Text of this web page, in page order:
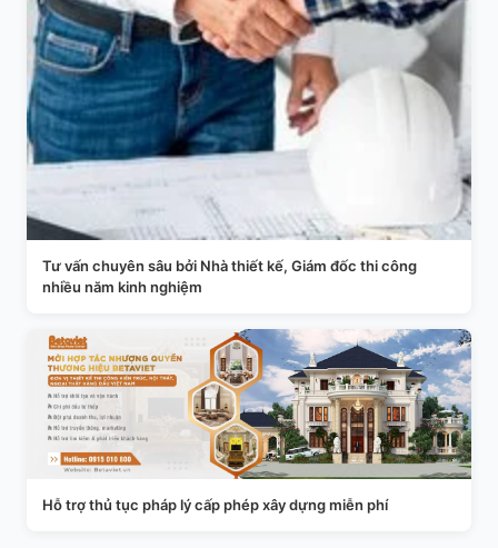
Tư vấn chuyên sâu bởi Nhà thiết kế, Giám đốc thi công
nhiều năm kinh nghiệm
Hỗ trợ thủ tục pháp lý cấp phép xây dựng miễn phí